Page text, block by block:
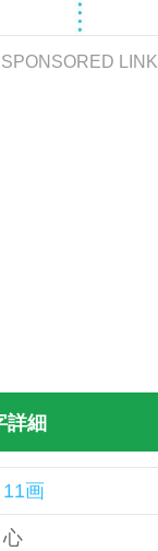
SPONSORED LINK
詳細
11画
心